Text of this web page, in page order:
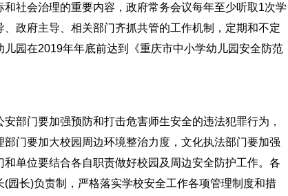
会治理的重要内容，政府常务会议每年至少听取1次学
政府主导、相关部门齐抓共管的工作机制，定期和不定
园在2019年年底前达到《重庆市中小学幼儿园安全防范
门要加强预防和打击危害师生安全的违法犯罪行为，
门要加大校园周边环境整治力度，文化执法部门要加强
单位要结合各自职责做好校园及周边安全防护工作。各
长)负责制，严格落实学校安全工作各项管理制度和措